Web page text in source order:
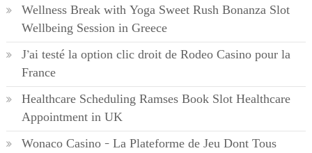
Wellness Break with Yoga Sweet Rush Bonanza Slot
Wellbeing Session in Greece
J’ai testé la option clic droit de Rodeo Casino pour la
France
Healthcare Scheduling Ramses Book Slot Healthcare
Appointment in UK
Wonaco Casino – La Plateforme de Jeu Dont Tous